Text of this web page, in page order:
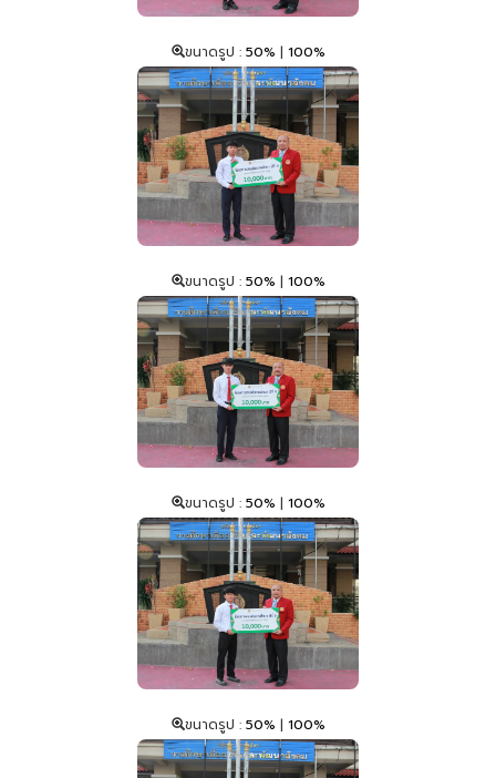
ขนาดรูป : 50% | 100%
ขนาดรูป : 50% | 100%
ขนาดรูป : 50% | 100%
ขนาดรูป : 50% | 100%